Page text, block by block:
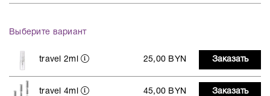
Выберите вариант
travel 2ml 25,00 BYN Заказать
travel 4ml 45,00 BYN Заказать